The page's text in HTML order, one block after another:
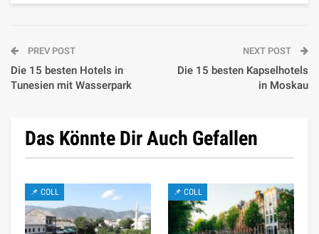
PREV POST
Die 15 besten Hotels in
Tunesien mit Wasserpark
NEXT POST
Die 15 besten Kapselhotels
in Moskau
Das Könnte Dir Auch Gefallen
📌 COLL 📌 COLL